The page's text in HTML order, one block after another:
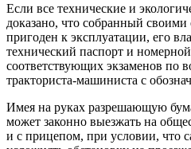
Если все технические и
доказано, что собранный
пригоден к эксплуатации, его
технический паспорт и
соответствующих экзаменов по
тракториста-машиниста с
Имея на руках разрешающую
может законно выезжать на
и с прицепом, при условии, что